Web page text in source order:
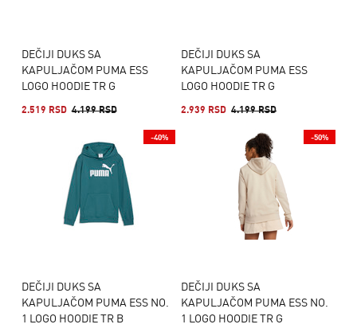
DEČIJI DUKS SA
KAPULJAČOM PUMA ESS
LOGO HOODIE TR G
2.519 RSD 4.199 RSD
DEČIJI DUKS SA
KAPULJAČOM PUMA ESS
LOGO HOODIE TR G
2.939 RSD 4.199 RSD
DEČIJI DUKS SA
KAPULJAČOM PUMA ESS NO.
1 LOGO HOODIE TR B
-40%
DEČIJI DUKS SA
KAPULJAČOM PUMA ESS NO.
1 LOGO HOODIE TR G
-50%